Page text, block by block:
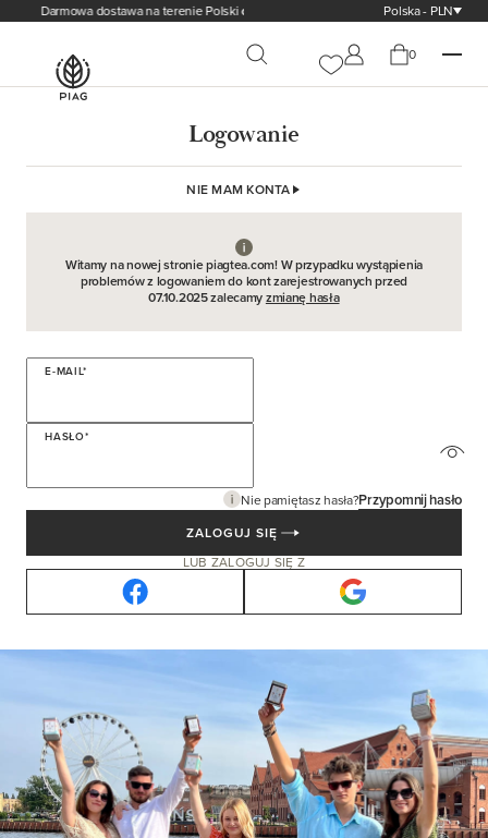
Darmowa dostawa na terenie Polskiod 200,00 zł Polska - PLN
0
Logowanie
NIE MAM KONTA
Witamy na nowej stronie piagtea.com! W przypadku wystąpienia
problemów z logowaniem do kont zarejestrowanych przed
07.10.2025 zalecamyzmianę hasła
E-MAIL*
HASŁO*
Nie pamiętasz hasła?Przypomnij hasło
ZALOGUJ SIĘ
LUB ZALOGUJ SIĘ Z